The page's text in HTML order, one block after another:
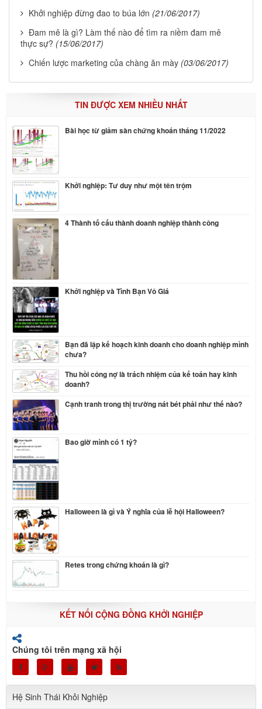
Khởi nghiệp đừng đao to búa lớn (21/06/2017)
Đam mê là gì? Làm thế nào để tìm ra niềm đam mê
thực sự? (15/06/2017)
Chiến lược marketing của chàng ăn mày (03/06/2017)
TIN ĐƯỢC XEM NHIỀU NHẤT
Bài học từ giảm sàn chứng khoán tháng 11/2022
Khởi nghiệp: Tư duy như một tên trộm
4 Thành tố cấu thành doanh nghiệp thành công
Khởi nghiệp và Tình Bạn Vô Giá
Bạn đã lập kế hoạch kinh doanh cho doanh nghiệp mình
chưa?
Thu hồi công nợ là trách nhiệm của kế toán hay kinh
doanh?
Cạnh tranh trong thị trường nát bét phải như thế nào?
Bao giờ mình có 1 tỷ?
Halloween là gì và Ý nghĩa của lễ hội Halloween?
Retes trong chứng khoán là gì?
KẾT NỐI CỘNG ĐỒNG KHỞI NGHIỆP
Chúng tôi trên mạng xã hội
Hệ Sinh Thái Khỏi Nghiệp